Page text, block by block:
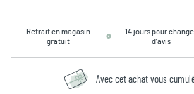
Retrait en magasin
gratuit
14 jours pour
d’avis
Avec cet achat vous